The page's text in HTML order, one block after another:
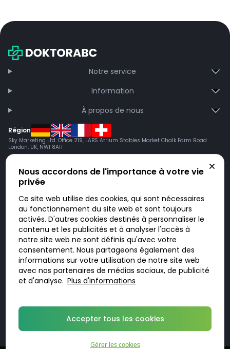
Notre service
Information
À propos de nous
Région
Sky Marketing Ltd. Office 219, LABS Atrium Stables Market Chalk Farm Road
London, UK, NW1 8AH
Doktorabc.com est une plateforme de mise en relation et n’est pas une
pharmacie en ligne. Nous ne vendons ni ne livrons de médicaments ou
autres produits. Les informations sur les produits, médicaments et prix
n’ont pas valeur d’offre. Vous êtes responsable du respect des lois en
vigueur dans votre pays. L’utilisation du site se fait à vos risques et sous
votre responsabilité. Vous visitez et utilisez ce site de votre propre
initiative.
Nous accordons de l'importance à votre vie
privée
Ce site web utilise des cookies, qui sont nécessaires
au fonctionnement du site web et sont toujours
activés. D'autres cookies destinés à personnaliser le
contenu et les publicités et à analyser l'accès à
notre site web ne sont définis qu'avec votre
consentement. Nous partageons également des
informations sur votre utilisation de notre site web
avec nos partenaires de médias sociaux, de publicité
et d'analyse. Plus d'informations
Accepter tous les cookies
Gérer les cookies